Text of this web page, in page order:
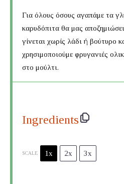
Για όλους όσους αγαπάμε τα
καρυδόπιτα θα μας
γίνεται χωρίς λάδι ή βούτυρο
χρησιμοποιούμε φρυγανιές
στο μούλτι.
Ingredients
SCALE 1x 2x 3x